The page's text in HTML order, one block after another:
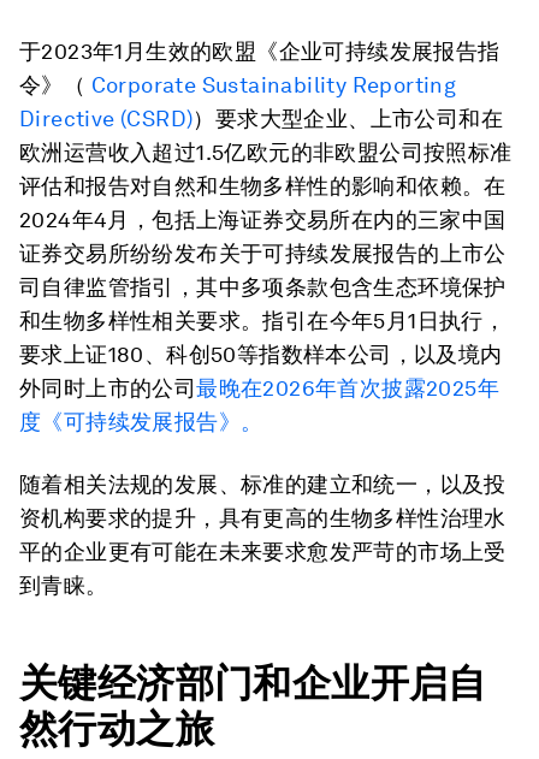
于2023年1月生效的欧盟《企业可持续发展报告指
令》（ Corporate Sustainability Reporting
Directive (CSRD)）要求大型企业、上市公司和在
欧洲运营收入超过1.5亿欧元的非欧盟公司按照标准
评估和报告对自然和生物多样性的影响和依赖。在
2024年4月，包括上海证券交易所在内的三家中国
证券交易所纷纷发布关于可持续发展报告的上市公
司自律监管指引，其中多项条款包含生态环境保护
和生物多样性相关要求。指引在今年5月1日执行，
要求上证180、科创50等指数样本公司，以及境内
外同时上市的公司最晚在2026年首次披露2025年
度《可持续发展报告》。
随着相关法规的发展、标准的建立和统一，以及投
资机构要求的提升，具有更高的生物多样性治理水
平的企业更有可能在未来要求愈发严苛的市场上受
到青睐。
关键经济部门和企业开启自
然行动之旅